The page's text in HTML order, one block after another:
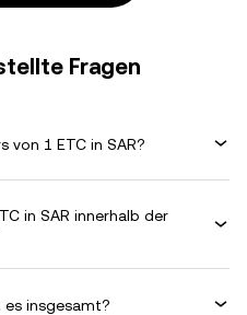
Fragen
von 1 ETC in SAR?
in SAR innerhalb der
es insgesamt?